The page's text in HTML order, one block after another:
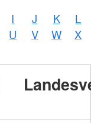
I J K
L
U V W
X